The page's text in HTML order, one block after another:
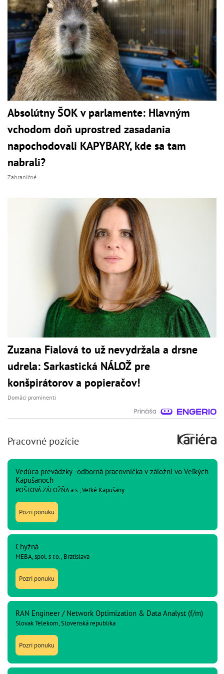
Absolútny ŠOK v parlamente: Hlavným
vchodom doň uprostred zasadania
napochodovali KAPYBARY, kde sa tam
nabrali?
Zahraničné
Zuzana Fialová to už nevydržala a drsne
udrela: Sarkastická NÁLOŽ pre
konšpirátorov a popieračov!
Domáci prominenti
Pracovné pozície
Vedúca prevádzky -odborná pracovníčka v záložni vo Veľkých
Kapušanoch
POŠTOVÁ ZÁLOŽŇA a.s., Veľké Kapušany
Pozri ponuku
Chyžná
MEBA, spol. s r.o., Bratislava
Pozri ponuku
RAN Engineer / Network Optimization & Data Analyst (f/m)
Slovak Telekom, Slovenská republika
Pozri ponuku